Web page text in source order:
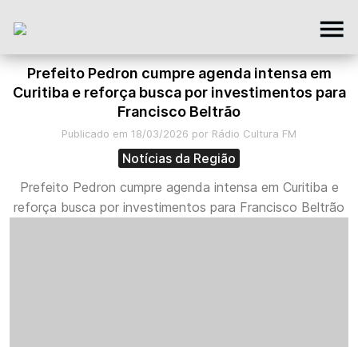
Prefeito Pedron cumpre agenda intensa em
Curitiba e reforça busca por investimentos para
Francisco Beltrão
Publicado em 18/03/2026 por Rádio Cultura FM
Notícias da Região
Prefeito Pedron cumpre agenda intensa em Curitiba e
reforça busca por investimentos para Francisco Beltrão